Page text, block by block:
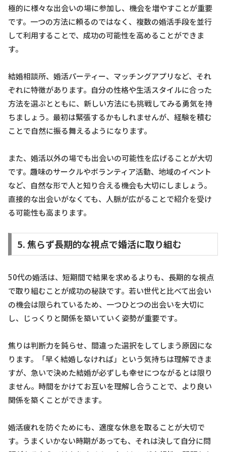
極的に様々な出会いの場に参加し、機会を増やすことが重要
です。一つの方法に頼るのではなく、複数の婚活手段を並行
して利用することで、成功の可能性を高めることができま
す。
結婚相談所、婚活パーティー、マッチングアプリなど、それ
ぞれに特徴があります。自分の性格や生活スタイルに合った
方法を選ぶとともに、新しい方法にも挑戦してみる勇気を持
ちましょう。最初は緊張するかもしれませんが、経験を積む
ことで自然に振る舞えるようになります。
また、婚活以外の場でも出会いの可能性を広げることが大切
です。趣味のサークルやボランティア活動、地域のイベント
など、自然な形で人と知り合える機会も大切にしましょう。
直接的な出会いがなくても、人脈が広がることで紹介を受け
る可能性も高まります。
5. 焦らず長期的な視点で婚活に取り組む
50代の婚活は、短期間で結果を求めるよりも、長期的な視点
で取り組むことが成功の秘訣です。若い世代と比べて出会い
の機会は限られているため、一つひとつの出会いを大切に
し、じっくりと関係を築いていく姿勢が重要です。
焦りは判断力を鈍らせ、間違った選択をしてしまう原因にな
ります。「早く結婚しなければ」という気持ちは理解できま
すが、急いで決めた結婚が必ずしも幸せにつながるとは限り
ません。時間をかけてお互いを理解し合うことで、より良い
関係を築くことができます。
婚活疲れを防ぐためにも、適度な休息を取ることが大切で
す。うまくいかない時期があっても、それは決して自分に問